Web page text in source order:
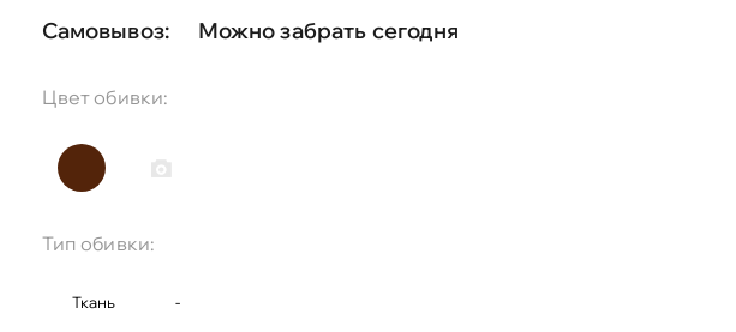
Самовывоз:
Можно забрать сегодня
Цвет обивки:
Тип обивки:
Ткань -